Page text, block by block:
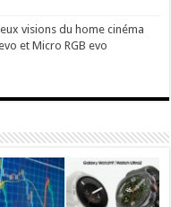
visions du home cinéma
et Micro RGB evo